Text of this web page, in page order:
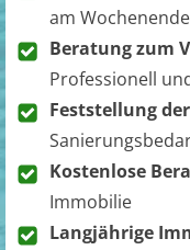
am Wochenende
Beratung zum
Professionell
Feststellung
Kostenlose
Immobilie
Langjährige